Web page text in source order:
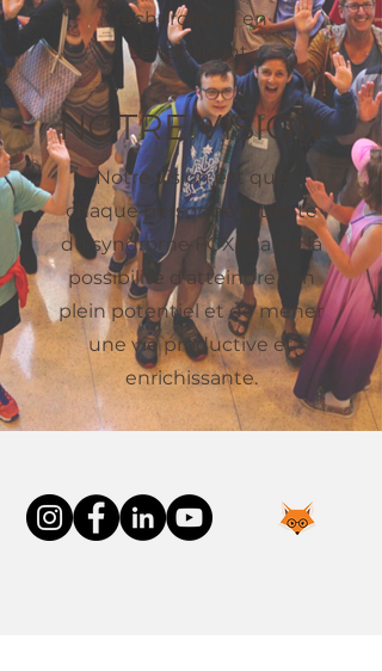
recherche et en
sensibilisant.
NOTRE VISION
Notre vision est que
chaque personne atteinte
du syndrome FOXP1 aura la
possibilité d’atteindre son
plein potentiel et de mener
une vie productive et
enrichissante.